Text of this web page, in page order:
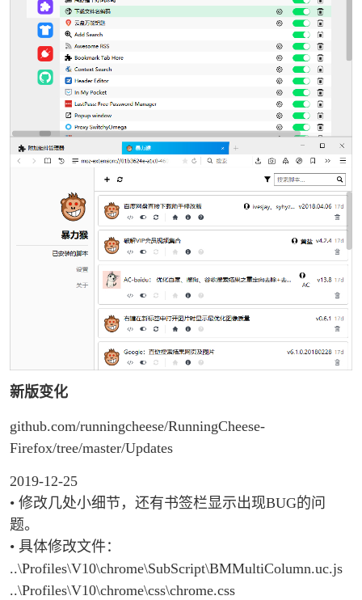
新版变化
github.com/runningcheese/RunningCheese-
Firefox/tree/master/Updates
2019-12-25
• 修改几处小细节，还有书签栏显示出现BUG的问
题。
• 具体修改文件：
..\Profiles\V10\chrome\SubScript\BMMultiColumn.uc.js
..\Profiles\V10\chrome\css\chrome.css